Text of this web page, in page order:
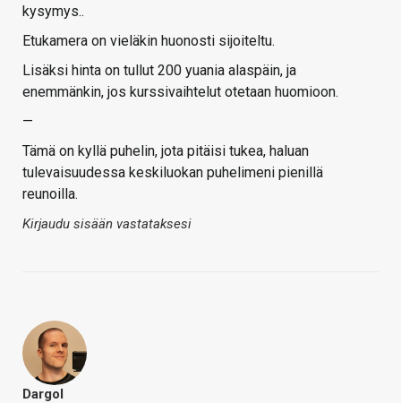
kysymys..
Etukamera on vieläkin huonosti sijoiteltu.
Lisäksi hinta on tullut 200 yuania alaspäin, ja
enemmänkin, jos kurssivaihtelut otetaan huomioon.
—
Tämä on kyllä puhelin, jota pitäisi tukea, haluan
tulevaisuudessa keskiluokan puhelimeni pienillä
reunoilla.
Kirjaudu sisään vastataksesi
Dargol